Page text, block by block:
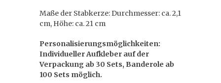
Maße der Stabkerze: Durchmesser: ca. 2,1
cm, Höhe: ca. 21 cm
Personalisierungsmöglichkeiten:
Individueller Aufkleber auf der
Verpackung ab 30 Sets, Banderole ab
100 Sets möglich.